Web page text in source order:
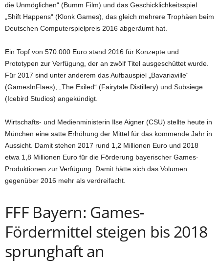
die Unmöglichen“ (Bumm Film) und das Geschicklichkeitsspiel
„Shift Happens“ (Klonk Games), das gleich mehrere Trophäen beim
Deutschen Computerspielpreis 2016 abgeräumt hat.
Ein Topf von 570.000 Euro stand 2016 für Konzepte und
Prototypen zur Verfügung, der an zwölf Titel ausgeschüttet wurde.
Für 2017 sind unter anderem das Aufbauspiel „Bavariaville“
(GamesInFlaes), „The Exiled“ (Fairytale Distillery) und Subsiege
(Icebird Studios) angekündigt.
Wirtschafts- und Medienministerin Ilse Aigner (CSU) stellte heute in
München eine satte Erhöhung der Mittel für das kommende Jahr in
Aussicht. Damit stehen 2017 rund 1,2 Millionen Euro und 2018
etwa 1,8 Millionen Euro für die Förderung bayerischer Games-
Produktionen zur Verfügung. Damit hätte sich das Volumen
gegenüber 2016 mehr als verdreifacht.
FFF Bayern: Games-
Fördermittel steigen bis 2018
sprunghaft an